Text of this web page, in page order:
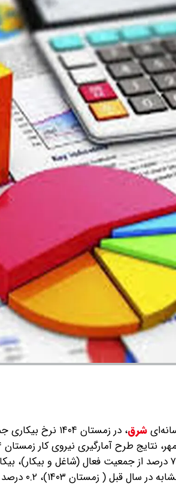
شرق،
نشان می‌دهد ۷.۶ درصد از جمعیت فعال (شاغل و
( زمستان ۱۴۰۳)، ۰.۲ درصد کاهش یافته است.